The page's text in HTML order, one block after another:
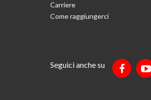
Carriere
Come raggiungerci
Seguici anche su